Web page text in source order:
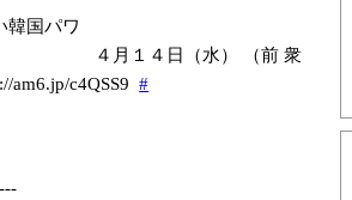
韓国パワ
（水） （前 衆
am6.jp/c4QSS9 #
-